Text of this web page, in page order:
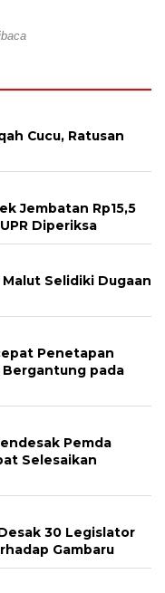
Cucu, Ratusan
Jembatan Rp15,5
Diperiksa
Selidiki Dugaan
Penetapan
Bergantung pada
Pemda
Selesaikan
30 Legislator
Gambaru